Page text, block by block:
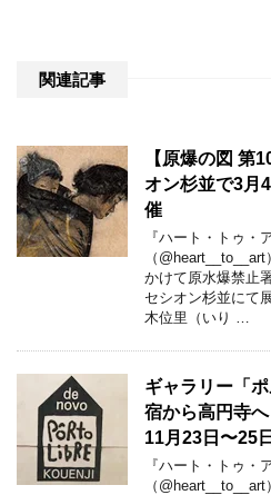
関連記事
【原爆の図 第
オン杉並で3月
催
『ハート・トゥ・
（
かけて原水爆禁止
セシオン杉並にて
木位里（いり …
ギャラリー「
宿から高円寺
11月23日〜25日
『ハート・トゥ・
（